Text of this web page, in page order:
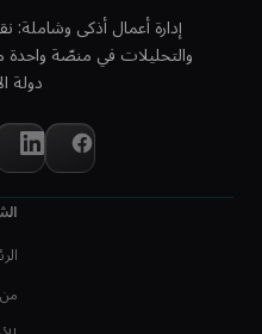
إدارة أعمال أذكى وشاملة:
والتحليلات في منصّة
دولة